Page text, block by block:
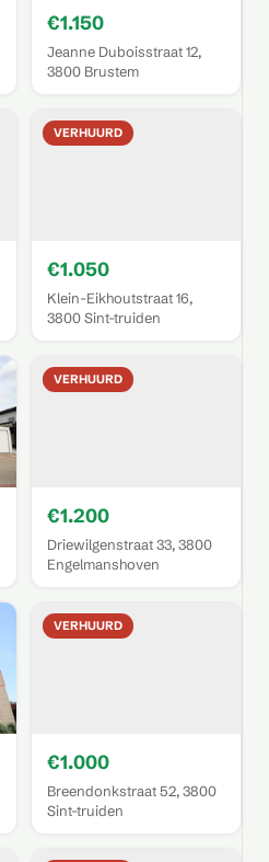
€1.150
Jeanne Duboisstraat 12,
3800 Brustem
VERHUURD
€1.050
Klein-Eikhoutstraat 16,
3800 Sint-truiden
VERHUURD
€1.200
Driewilgenstraat 33, 3800
Engelmanshoven
VERHUURD
€1.000
Breendonkstraat 52, 3800
Sint-truiden